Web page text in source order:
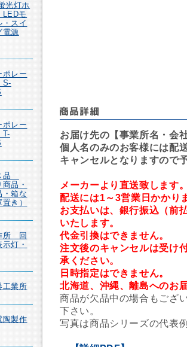
光灯ホ
LEDモ
・スイ
電源
ポレー
ポレー
品
商品・
・箱な
き）
所 回
灯・
工業所
陶製作
お届け先の【事業所名・会
個人名のみのお客様には配
キャンセルとなりますので
メーカーより直送致します
配送には1～3営業日かかり
お支払いは、銀行振込（前
いたします。
代金引換はできません。
注文後のキャンセルは受け
承ください。
日時指定はできません。
北海道、沖縄、離島へのお
商品が欠品中の場合もござ
下さい。
写真は商品シリーズの代表